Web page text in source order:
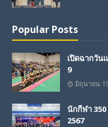
Popular Posts
เปิดฉากวัน
9
มิถุนายน
นักกีฬา
2567